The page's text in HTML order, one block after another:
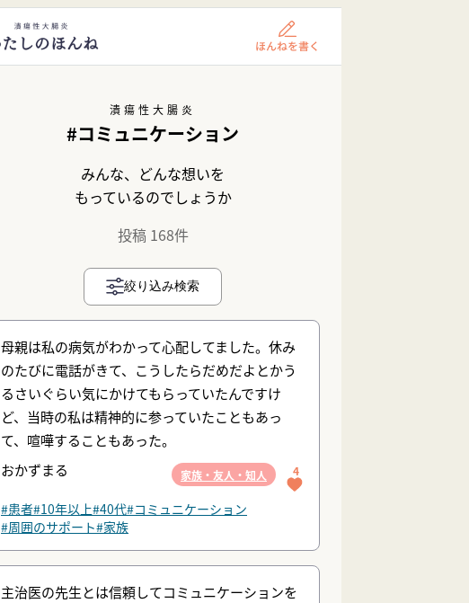
潰瘍性大腸炎
#コミュニケーション
みんな、どんな想いを
もっているのでしょうか
投稿 168件
絞り込み検索
母親は私の病気がわかって心配してました。休み
のたびに電話がきて、こうしたらだめだよとかう
るさいぐらい気にかけてもらっていたんですけ
ど、当時の私は精神的に参っていたこともあっ
て、喧嘩することもあった。
おかずまる
家族・友人・知人 4
#患者#10年以上#40代#コミュニケーション
#周囲のサポート#家族
主治医の先生とは信頼してコミュニケーションを